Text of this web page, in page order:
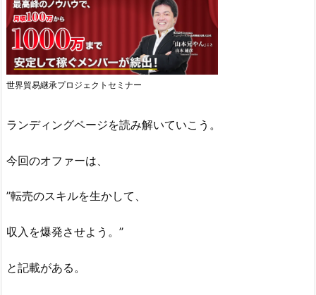
世界貿易継承プロジェクトセミナー
ランディングページを読み解いていこう。
今回のオファーは、
’’転売のスキルを生かして、
収入を爆発させよう。’’
と記載がある。